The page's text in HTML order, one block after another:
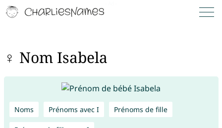
♀ Nom Isabela
Noms Prénoms avec I Prénoms de fille